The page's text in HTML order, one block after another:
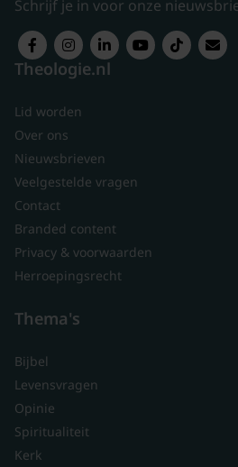
Schrijf je in voor onze
Theologie.nl
Lid worden
Over ons
Nieuwsbrieven
Veelgestelde vragen
Contact
Branded content
Privacy & voorwaarden
Herroepingsrecht
Thema's
Bijbel
Levensvragen
Opinie
Spiritualiteit
Kerk